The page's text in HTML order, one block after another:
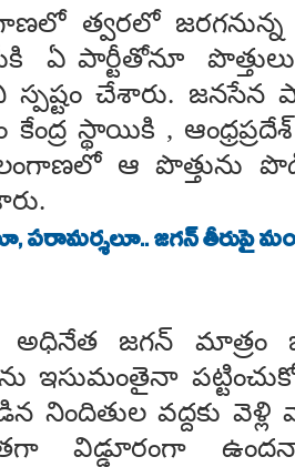
త్వరలో
ఏ పార్టీతోనూ పొత్తులు
స్పష్టం చేశారు. జనసేన
కేంద్ర స్థాయికి ,
ఆ పొత్తును
పరామర్శలూ.. జగన్ తీరుపై
అధినేత జగన్ మాత్రం
ఇసుమంతైనా
నిందితుల వద్దకు
విడ్డూరంగా